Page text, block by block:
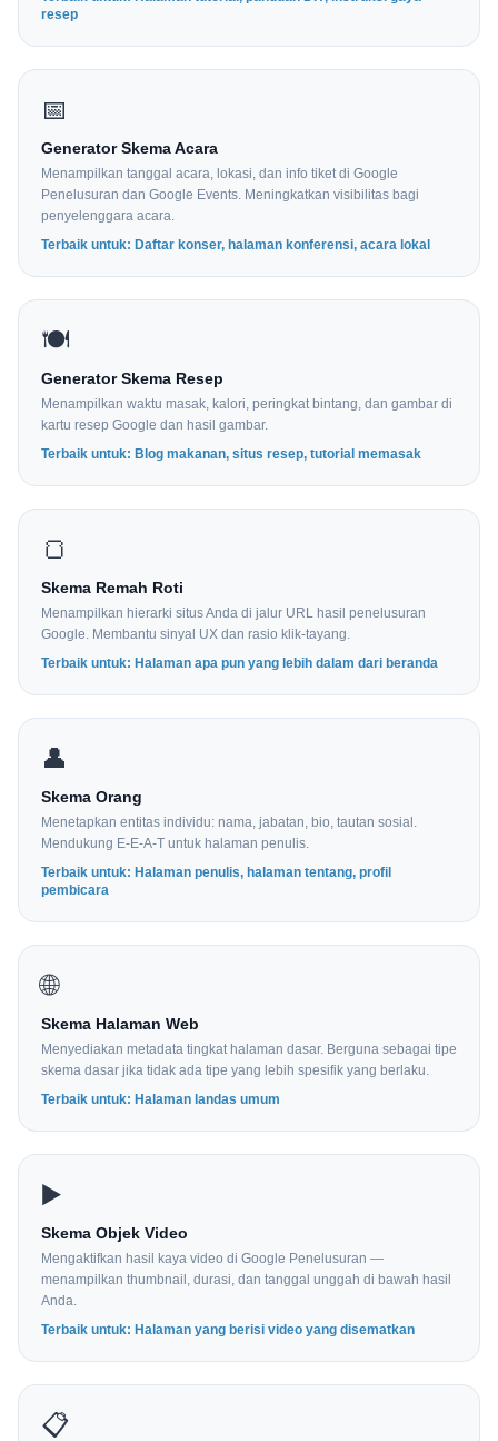
resep
📅
Generator Skema Acara
Menampilkan tanggal acara, lokasi, dan info tiket di Google
Penelusuran dan Google Events. Meningkatkan visibilitas bagi
penyelenggara acara.
Terbaik untuk: Daftar konser, halaman konferensi, acara lokal
🍽
Generator Skema Resep
Menampilkan waktu masak, kalori, peringkat bintang, dan gambar di
kartu resep Google dan hasil gambar.
Terbaik untuk: Blog makanan, situs resep, tutorial memasak
🍞
Skema Remah Roti
Menampilkan hierarki situs Anda di jalur URL hasil penelusuran
Google. Membantu sinyal UX dan rasio klik-tayang.
Terbaik untuk: Halaman apa pun yang lebih dalam dari beranda
👤
Skema Orang
Menetapkan entitas individu: nama, jabatan, bio, tautan sosial.
Mendukung E-E-A-T untuk halaman penulis.
Terbaik untuk: Halaman penulis, halaman tentang, profil
pembicara
🌐
Skema Halaman Web
Menyediakan metadata tingkat halaman dasar. Berguna sebagai tipe
skema dasar jika tidak ada tipe yang lebih spesifik yang berlaku.
Terbaik untuk: Halaman landas umum
▶️
Skema Objek Video
Mengaktifkan hasil kaya video di Google Penelusuran —
menampilkan thumbnail, durasi, dan tanggal unggah di bawah hasil
Anda.
Terbaik untuk: Halaman yang berisi video yang disematkan
📋